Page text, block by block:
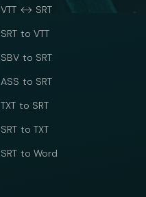
VTT ↔ SRT
SRT to VTT
SBV to SRT
ASS to SRT
TXT to SRT
SRT to TXT
SRT to Word